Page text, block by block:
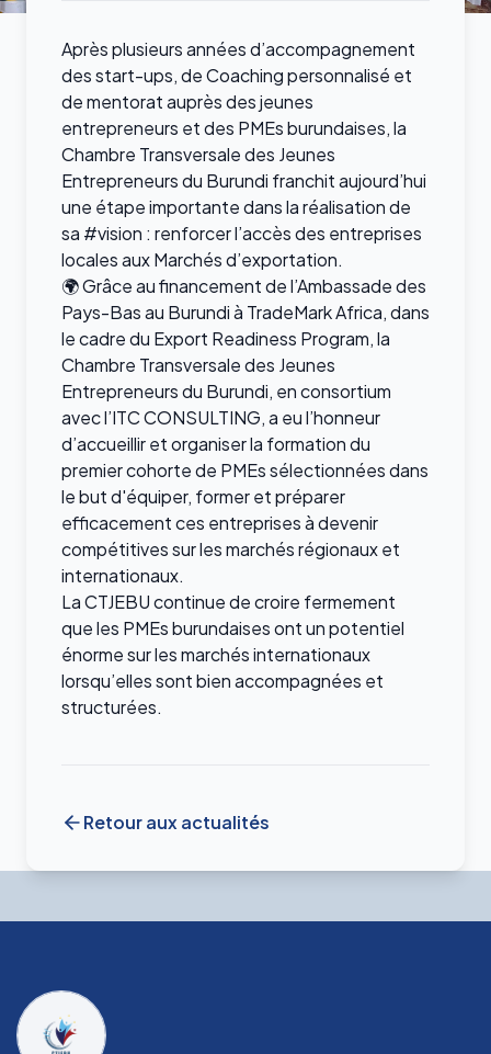
Après plusieurs années d’accompagnement
des start-ups, de Coaching personnalisé et
de mentorat auprès des jeunes
entrepreneurs et des PMEs burundaises, la
Chambre Transversale des Jeunes
Entrepreneurs du Burundi franchit aujourd’hui
une étape importante dans la réalisation de
sa #vision : renforcer l’accès des entreprises
locales aux Marchés d’exportation.
🌍 Grâce au financement de l’Ambassade des
Pays-Bas au Burundi à TradeMark Africa, dans
le cadre du Export Readiness Program, la
Chambre Transversale des Jeunes
Entrepreneurs du Burundi, en consortium
avec l’ITC CONSULTING, a eu l’honneur
d’accueillir et organiser la formation du
premier cohorte de PMEs sélectionnées dans
le but d'équiper, former et préparer
efficacement ces entreprises à devenir
compétitives sur les marchés régionaux et
internationaux.
La CTJEBU continue de croire fermement
que les PMEs burundaises ont un potentiel
énorme sur les marchés internationaux
lorsqu’elles sont bien accompagnées et
structurées.
Retour aux actualités